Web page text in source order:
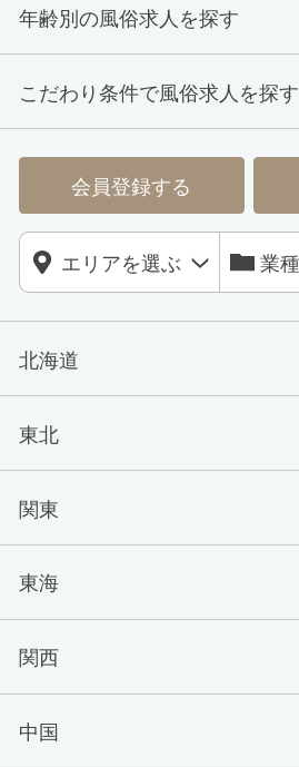
年齢別の風俗求人を探す
こだわり条件で風俗求人を探す
会員登録する
北海道
東北
関東
東海
関西
中国